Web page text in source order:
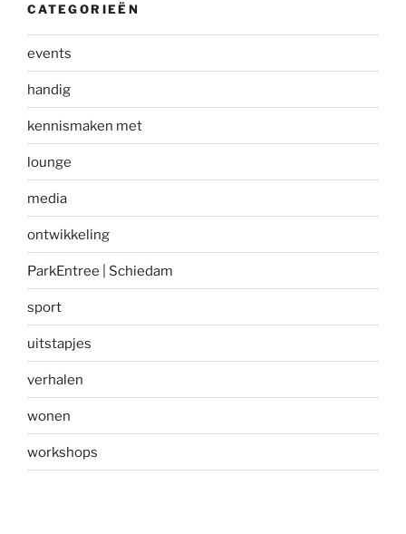
CATEGORIEËN
events
handig
kennismaken met
lounge
media
ontwikkeling
ParkEntree | Schiedam
sport
uitstapjes
verhalen
wonen
workshops